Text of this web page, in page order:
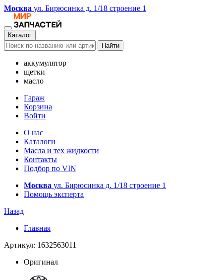
Москва ул. Бирюсинка д. 1/18 строение 1
Каталог
Найти
аккумулятор
щетки
масло
Гараж
Корзина
Войти
О нас
Каталоги
Масла и тех жидкости
Контакты
Подбор по VIN
Москва ул. Бирюсинка д. 1/18 строение 1
Помощь эксперта
Назад
Главная
Артикул: 1632563011
Оригинал